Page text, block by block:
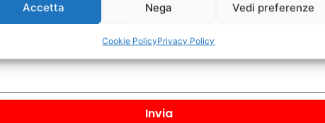
Accetta Nega Vedi preferenze
Cookie PolicyPrivacy Policy
Invia